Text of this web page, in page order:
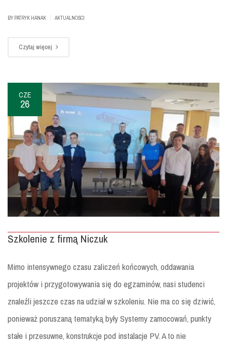
BY PATRYK HANAK AKTUALNOŚCI
Czytaj więcej
CZE
26
Szkolenie z firmą Niczuk
Mimo intensywnego czasu zaliczeń końcowych, oddawania
projektów i przygotowywania się do egzaminów, nasi studenci
znaleźli jeszcze czas na udział w szkoleniu. Nie ma co się dziwić,
ponieważ poruszaną tematyką były Systemy zamocowań, punkty
stałe i przesuwne, konstrukcje pod instalacje PV. A to nie